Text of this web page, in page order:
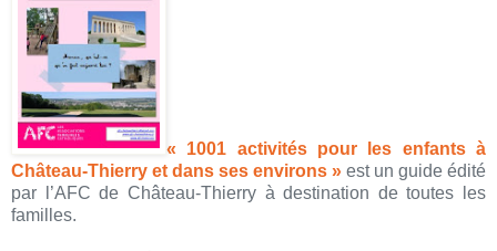
« 1001 activités pour les enfants à
Château-Thierry et dans ses environs » est un guide édité
par l’AFC de Château-Thierry à destination de toutes les
familles.